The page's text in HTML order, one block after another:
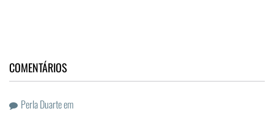
COMENTÁRIOS
Perla Duarteem